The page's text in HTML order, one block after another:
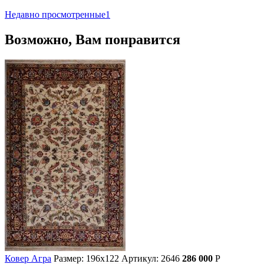
Недавно просмотренные1
Возможно, Вам понравится
Ковер Агра Размер: 196х122 Артикул: 2646 286 000 Р